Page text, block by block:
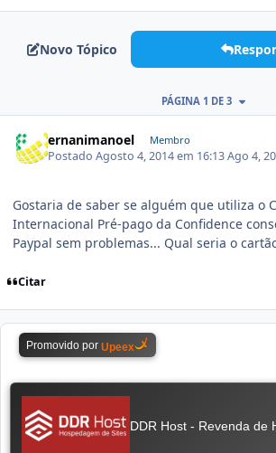
Novo Tópico
PÁGINA 1 DE 3
ernanimanoel Membro
PostadoAgosto 4, 2014 em 16:13Ago 4,
Gostaria de saber se alguém que utiliza o
Internacional Pré-pago da Confidence
Paypal sem problemas... Qual seria o
Citar